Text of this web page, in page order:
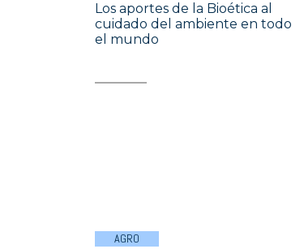
Los aportes de la Bioética al
cuidado del ambiente en todo
el mundo
AGRO